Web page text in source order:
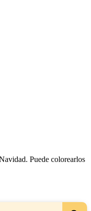
Puede colorearlos